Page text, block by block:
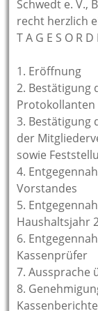
Schwedt e. V.,
recht herzlich
T A G E S O R
1. Eröffnung
2. Bestätigung
Protokollanten
3. Bestätigung
der
sowie
4.
Vorstandes
5.
Haushaltsjahr
6.
Kassenprüfer
7. Aussprache
8.